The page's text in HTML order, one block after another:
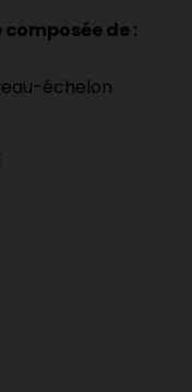
de :
échelon